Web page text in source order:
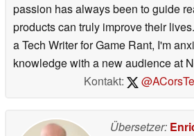
passion has always been to guide
products can truly improve their
a Tech Writer for Game Rant, I'm
knowledge with a new audience at
Kontakt:
Übersetzer: